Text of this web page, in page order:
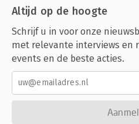
Altijd op de hoogte
Schrijf u in voor onze
met relevante interviews en
events en de beste acties.